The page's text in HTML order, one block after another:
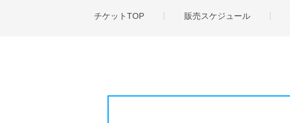
チケットTOP 販売スケジュール